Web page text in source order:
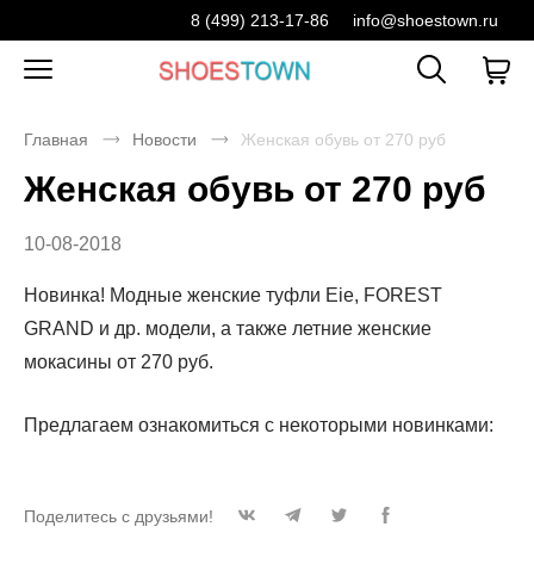
8 (499) 213-17-86 info@shoestown.ru
Главная Новости Женская обувь от 270 руб
Женская обувь от 270 руб
10-08-2018
Новинка! Модные женские туфли Eie, FOREST
GRAND и др. модели, а также летние женские
мокасины от 270 руб.
Предлагаем ознакомиться с некоторыми новинками:
Поделитесь с друзьями!